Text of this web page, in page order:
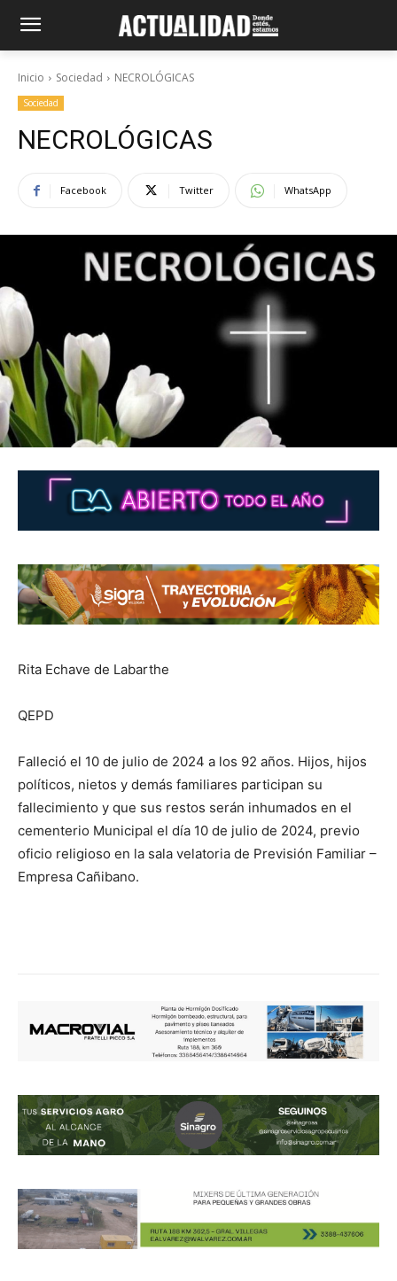
Inicio Sociedad NECROLÓGICAS
Sociedad
NECROLÓGICAS
Facebook Twitter WhatsApp
Rita Echave de Labarthe
QEPD
Falleció el 10 de julio de 2024 a los 92 años. Hijos, hijos
políticos, nietos y demás familiares participan su
fallecimiento y que sus restos serán inhumados en el
cementerio Municipal el día 10 de julio de 2024, previo
oficio religioso en la sala velatoria de Previsión Familiar –
Empresa Cañibano.